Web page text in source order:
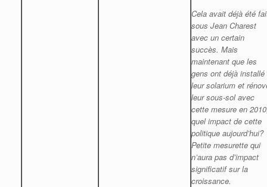
Cela avait déjà été
sous Jean Charest
avec un certain
succès. Mais
maintenant que les
gens ont déjà installé
leur solarium et
leur sous-sol avec
cette mesure en
quel impact de cette
politique aujourd’hui?
Petite mesurette qui
n’aura pas d’impact
significatif sur la
croissance.